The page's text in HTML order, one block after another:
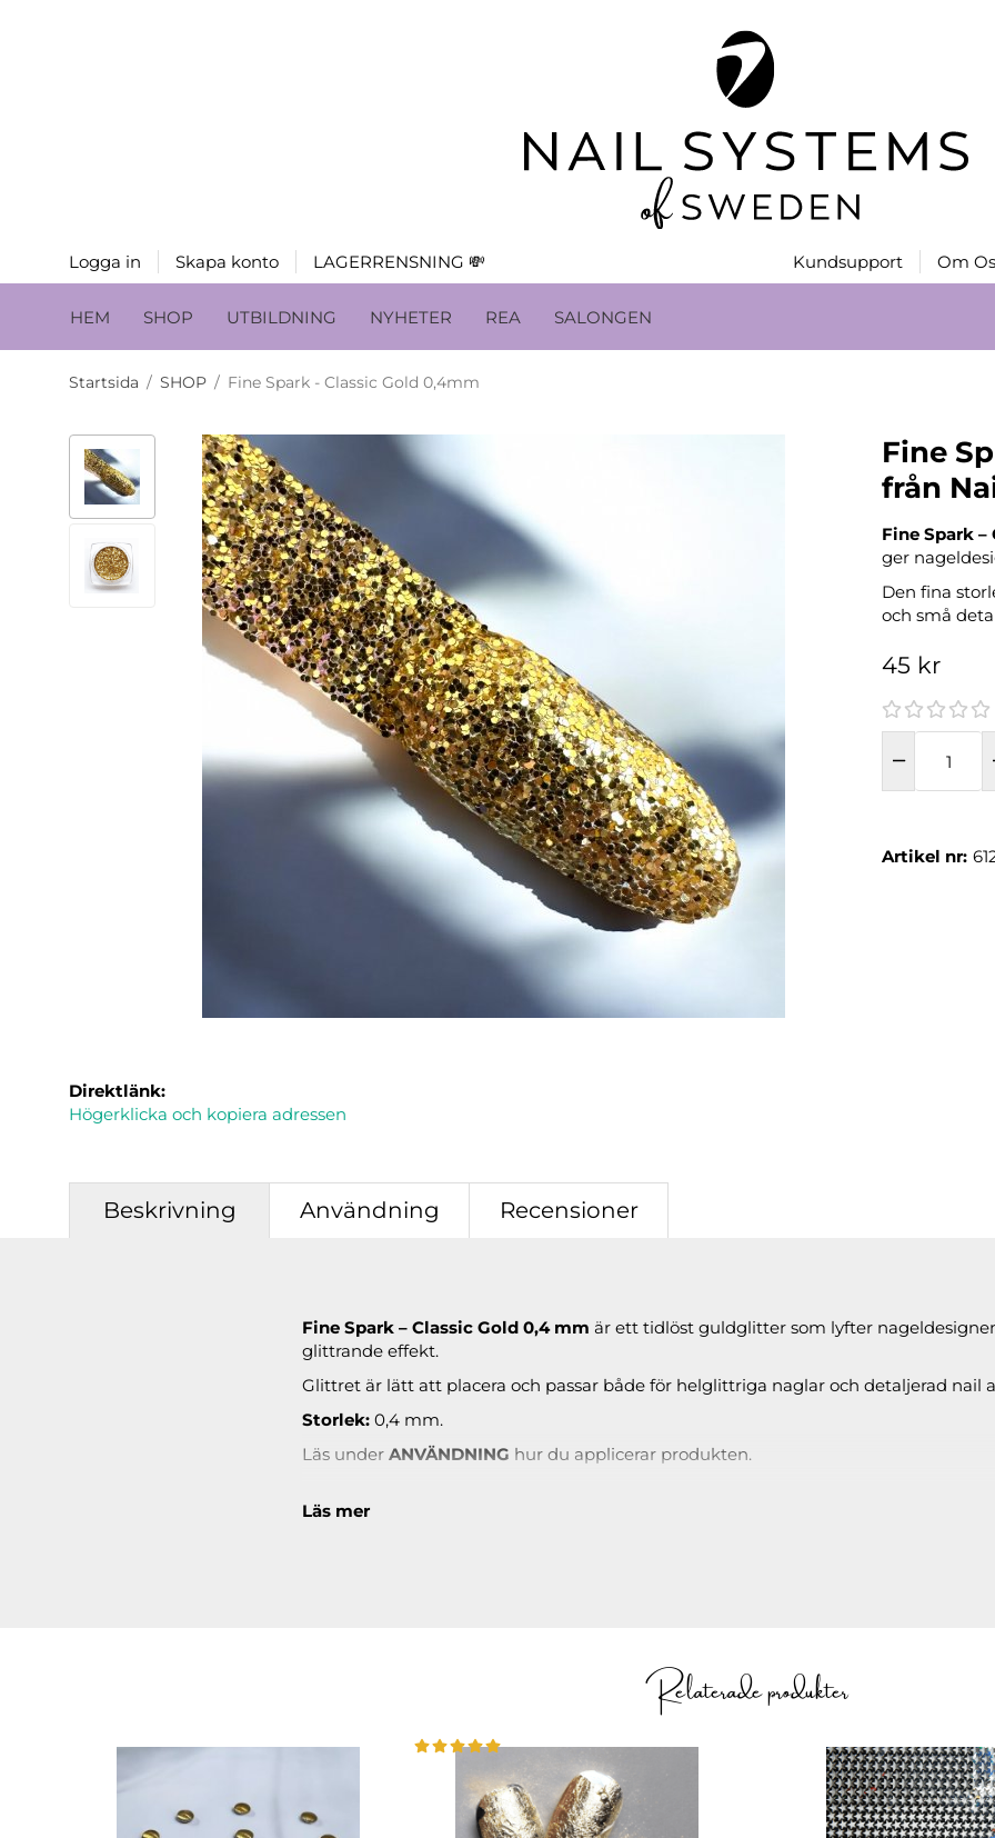
Logga in Skapa konto LAGERRENSNING 💸 Kundsupport Om
HEM SHOP UTBILDNING NYHETER REA SALONGEN
Startsida / SHOP / Fine Spark - Classic Gold 0,4mm
Fine
från
Fine Spark
ger
Den fina
och små
45 kr
Artikel nr:
Direktlänk:
Högerklicka och kopiera adressen
Beskrivning Användning Recensioner
Fine Spark – Classic Gold 0,4 mm är ett tidlöst guldglitter som lyfter
glittrande effekt.
Glittret är lätt att placera och passar både för helglittriga naglar och detaljerad nail
Storlek: 0,4 mm.
Läs under ANVÄNDNING hur du applicerar produkten.
Läs mer
Relaterade produkter